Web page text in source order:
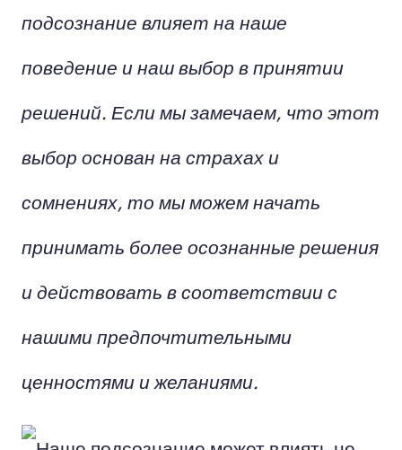
подсознание влияет на наше
поведение и наш выбор в принятии
решений. Если мы замечаем, что этот
выбор основан на страхах и
сомнениях, то мы можем начать
принимать более осознанные решения
и действовать в соответствии с
нашими предпочтительными
ценностями и желаниями.